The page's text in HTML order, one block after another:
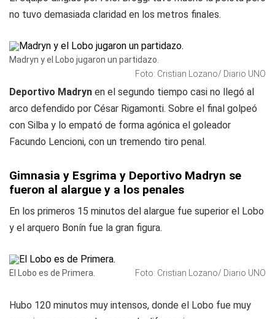
no tuvo demasiada claridad en los metros finales.
Madryn y el Lobo jugaron un partidazo.
Foto: Cristian Lozano/ Diario UNO
Deportivo Madryn en el segundo tiempo casi no llegó al
arco defendido por César Rigamonti. Sobre el final golpeó
con Silba y lo empató de forma agónica el goleador
Facundo Lencioni, con un tremendo tiro penal.
Gimnasia y Esgrima y Deportivo Madryn se
fueron al alargue y a los penales
En los primeros 15 minutos del alargue fue superior el Lobo
y el arquero Bonín fue la gran figura.
El Lobo es de Primera. Foto: Cristian Lozano/ Diario UNO
Hubo 120 minutos muy intensos, donde el Lobo fue muy